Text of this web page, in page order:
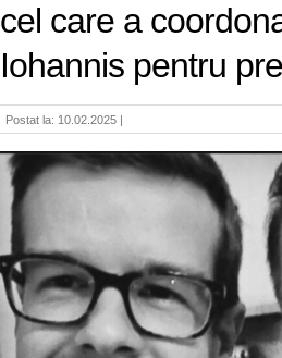
cel care a
Iohannis pentru
Postat la: 10.02.2025 |